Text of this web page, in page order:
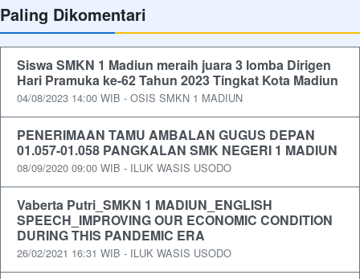
Paling Dikomentari
Siswa SMKN 1 Madiun meraih juara 3 lomba Dirigen
Hari Pramuka ke-62 Tahun 2023 Tingkat Kota Madiun
04/08/2023 14:00 WIB - OSIS SMKN 1 MADIUN
PENERIMAAN TAMU AMBALAN GUGUS DEPAN
01.057-01.058 PANGKALAN SMK NEGERI 1 MADIUN
08/09/2020 09:00 WIB - ILUK WASIS USODO
Vaberta Putri_SMKN 1 MADIUN_ENGLISH
SPEECH_IMPROVING OUR ECONOMIC CONDITION
DURING THIS PANDEMIC ERA
26/02/2021 16:31 WIB - ILUK WASIS USODO